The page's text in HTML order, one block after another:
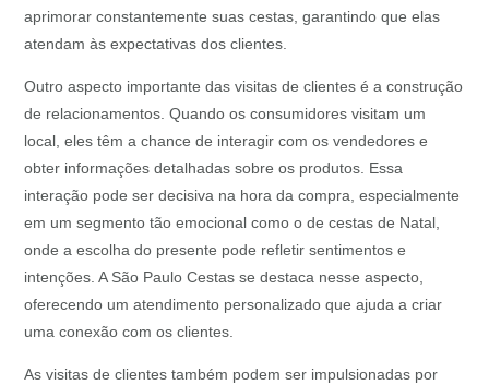
aprimorar constantemente suas cestas, garantindo que elas
atendam às expectativas dos clientes.
Outro aspecto importante das visitas de clientes é a construção
de relacionamentos. Quando os consumidores visitam um
local, eles têm a chance de interagir com os vendedores e
obter informações detalhadas sobre os produtos. Essa
interação pode ser decisiva na hora da compra, especialmente
em um segmento tão emocional como o de cestas de Natal,
onde a escolha do presente pode refletir sentimentos e
intenções. A São Paulo Cestas se destaca nesse aspecto,
oferecendo um atendimento personalizado que ajuda a criar
uma conexão com os clientes.
As visitas de clientes também podem ser impulsionadas por